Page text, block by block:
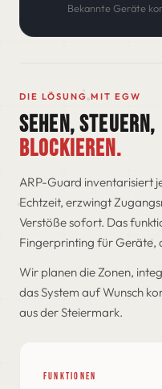
Bekannte Geräte
DIE LÖSUNG MIT EGW
SEHEN, STEUERN,
BLOCKIEREN.
ARP-Guard inventarisiert
Echtzeit, erzwingt
Verstöße sofort. Das
Fingerprinting für Geräte,
Wir planen die Zonen,
das System auf Wunsch
aus der Steiermark.
FUNKTIONEN